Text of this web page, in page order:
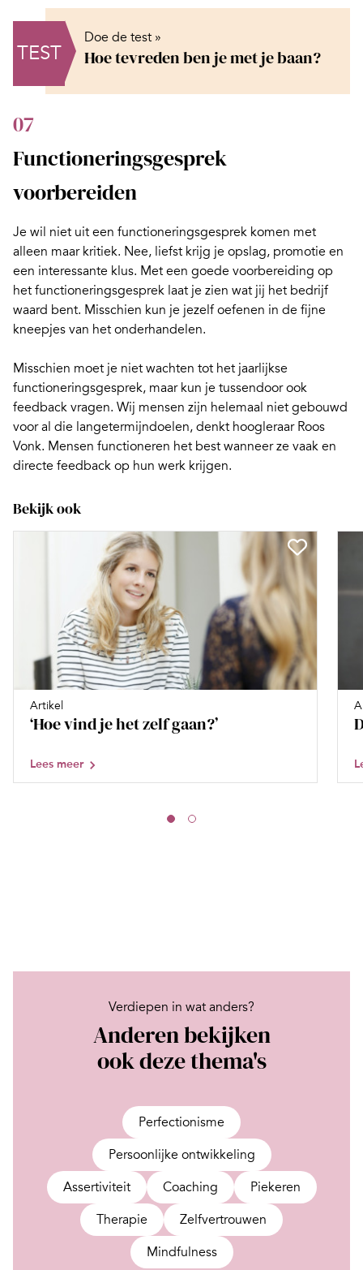
TEST
Doe de test »
Hoe tevreden ben je met je baan?
07
Functioneringsgesprek
voorbereiden
Je wil niet uit een functioneringsgesprek komen met
alleen maar kritiek. Nee, liefst krijg je opslag, promotie en
een interessante klus. Met een goede voorbereiding op
het functioneringsgesprek laat je zien wat jij het bedrijf
waard bent. Misschien kun je jezelf oefenen in de fijne
kneepjes van het onderhandelen.
Misschien moet je niet wachten tot het jaarlijkse
functioneringsgesprek, maar kun je tussendoor ook
feedback vragen. Wij mensen zijn helemaal niet gebouwd
voor al die langetermijndoelen, denkt hoogleraar Roos
Vonk. Mensen functioneren het best wanneer ze vaak en
directe feedback op hun werk krijgen.
Bekijk ook
Artikel
‘Hoe vind je het zelf gaan?’
Lees meer
Verdiepen in wat anders?
Anderen bekijken
ook deze thema's
Perfectionisme
Persoonlijke ontwikkeling
Assertiviteit
Coaching
Piekeren
Therapie
Zelfvertrouwen
Mindfulness